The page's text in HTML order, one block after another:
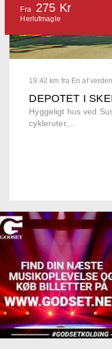
19.42 km fra En af
DEPOTET I
Hyggeligt hus ved
cykleruter,...
Fra 275 Kr
Herlufmagle